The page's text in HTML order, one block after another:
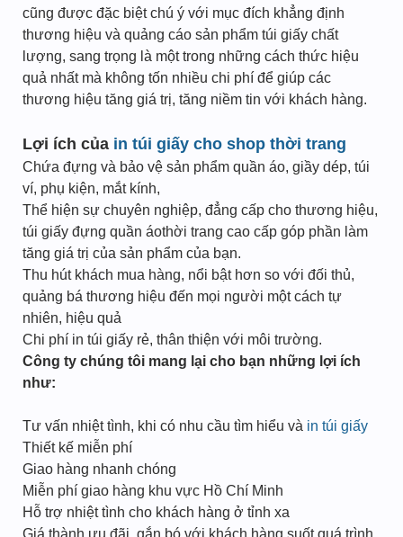
cũng được đặc biệt chú ý với mục đích khẳng định
thương hiệu và quảng cáo sản phẩm túi giấy chất
lượng, sang trọng là một trong những cách thức hiệu
quả nhất mà không tốn nhiều chi phí để giúp các
thương hiệu tăng giá trị, tăng niềm tin với khách hàng.
Lợi ích của in túi giấy cho shop thời trang
Chứa đựng và bảo vệ sản phẩm quần áo, giầy dép, túi
ví, phụ kiện, mắt kính,
Thể hiện sự chuyên nghiệp, đẳng cấp cho thương hiệu,
túi giấy đựng quần áothời trang cao cấp góp phần làm
tăng giá trị của sản phẩm của bạn.
Thu hút khách mua hàng, nổi bật hơn so với đối thủ,
quảng bá thương hiệu đến mọi người một cách tự
nhiên, hiệu quả
Chi phí in túi giấy rẻ, thân thiện với môi trường.
Công ty chúng tôi mang lại cho bạn những lợi ích
như:
Tư vấn nhiệt tình, khi có nhu cầu tìm hiểu và in túi giấy
Thiết kế miễn phí
Giao hàng nhanh chóng
Miễn phí giao hàng khu vực Hồ Chí Minh
Hỗ trợ nhiệt tình cho khách hàng ở tỉnh xa
Giá thành ưu đãi, gắn bó với khách hàng suốt quá trình